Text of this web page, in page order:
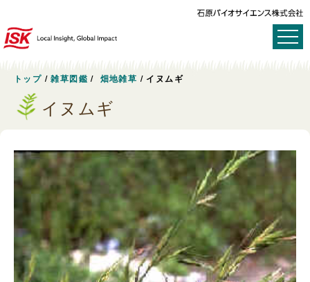
トップ /雑草図鑑 / 畑地雑草 / イヌムギ
イヌムギ